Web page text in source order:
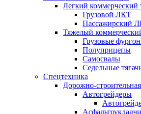
Легкий коммерческий
Грузовой ЛКТ
Пассажирский
Тяжелый
Грузовые
Полуприцепы
Самосвалы
Седельные
Спецтехника
Дорожно-
Автогрейдеры